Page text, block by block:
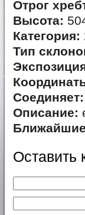
Отрог
Высота:
Категория:
Тип
Соединяет:
Описание:
Оставить